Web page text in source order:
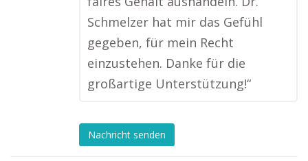
Schmelzer hat mir das Gefühl
gegeben, für mein Recht
einzustehen. Danke für die
großartige Unterstützung!“
Nachricht senden